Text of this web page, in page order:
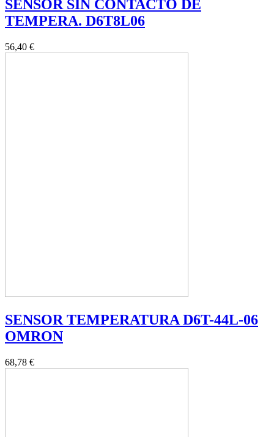
SENSOR SIN CONTACTO DE
TEMPERA. D6T8L06
56,40 €
SENSOR TEMPERATURA D6T-44L-06
OMRON
68,78 €